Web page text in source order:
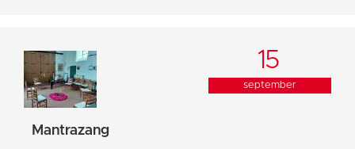
15
september
Mantrazang